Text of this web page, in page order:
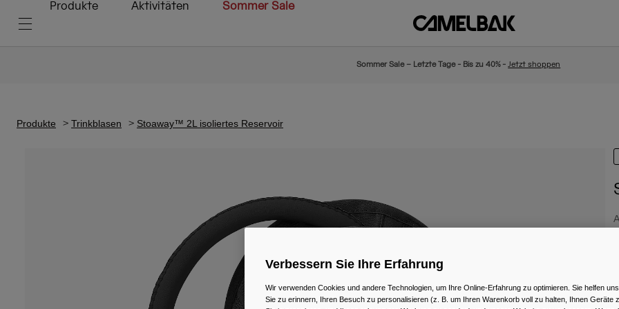
Produkte Aktivitäten Sommer Sale
Sommer Sale – Letzte Tage - Bis zu 40% -Jetzt shoppen
Produkte Trinkblasen Stoaway™ 2L isoliertes Reservoir
Verbessern Sie Ihre Erfahrung
Wir verwenden Cookies und andere Technologien, um Ihre Online-Erfahrung zu optimieren. Sie helfen
Sie zu erinnern, Ihren Besuch zu personalisieren (z. B. um Ihren Warenkorb voll zu halten, Ihnen Geräte